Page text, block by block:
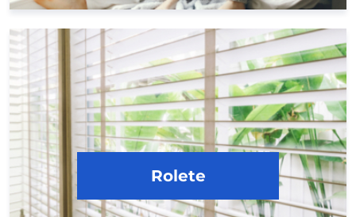
Rolete